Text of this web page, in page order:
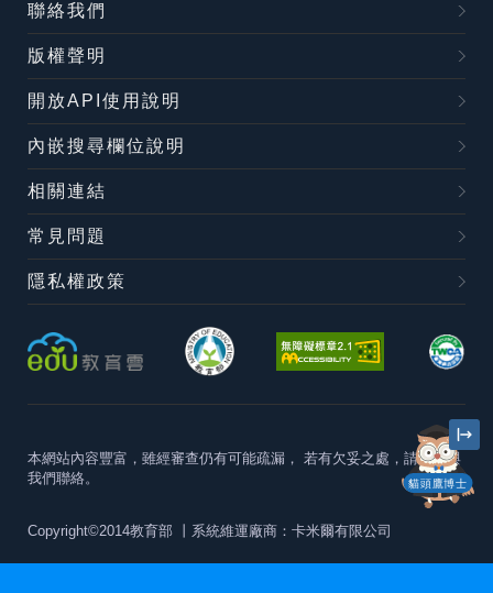
貓頭鷹博士
聯絡我們
版權聲明
開放API使用說明
內嵌搜尋欄位說明
相關連結
常見問題
隱私權政策
本網站內容豐富，雖經審查仍有可能疏漏， 若有欠妥之處，請隨時與
我們聯絡。
Copyright©2014教育部 丨系統維運廠商：卡米爾有限公司